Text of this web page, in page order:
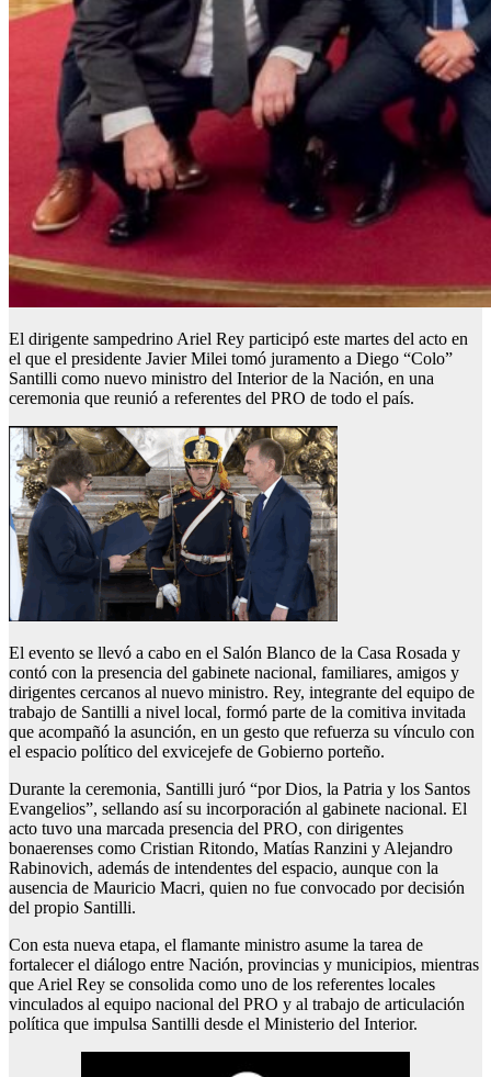
El dirigente sampedrino Ariel Rey participó este martes del acto en
el que el presidente Javier Milei tomó juramento a Diego “Colo”
Santilli como nuevo ministro del Interior de la Nación, en una
ceremonia que reunió a referentes del PRO de todo el país.
El evento se llevó a cabo en el Salón Blanco de la Casa Rosada y
contó con la presencia del gabinete nacional, familiares, amigos y
dirigentes cercanos al nuevo ministro. Rey, integrante del equipo de
trabajo de Santilli a nivel local, formó parte de la comitiva invitada
que acompañó la asunción, en un gesto que refuerza su vínculo con
el espacio político del exvicejefe de Gobierno porteño.
Durante la ceremonia, Santilli juró “por Dios, la Patria y los Santos
Evangelios”, sellando así su incorporación al gabinete nacional. El
acto tuvo una marcada presencia del PRO, con dirigentes
bonaerenses como Cristian Ritondo, Matías Ranzini y Alejandro
Rabinovich, además de intendentes del espacio, aunque con la
ausencia de Mauricio Macri, quien no fue convocado por decisión
del propio Santilli.
Con esta nueva etapa, el flamante ministro asume la tarea de
fortalecer el diálogo entre Nación, provincias y municipios, mientras
que Ariel Rey se consolida como uno de los referentes locales
vinculados al equipo nacional del PRO y al trabajo de articulación
política que impulsa Santilli desde el Ministerio del Interior.